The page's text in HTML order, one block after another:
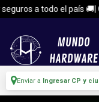
a todo el país 🚚|
Enviar a Ingresar CP y